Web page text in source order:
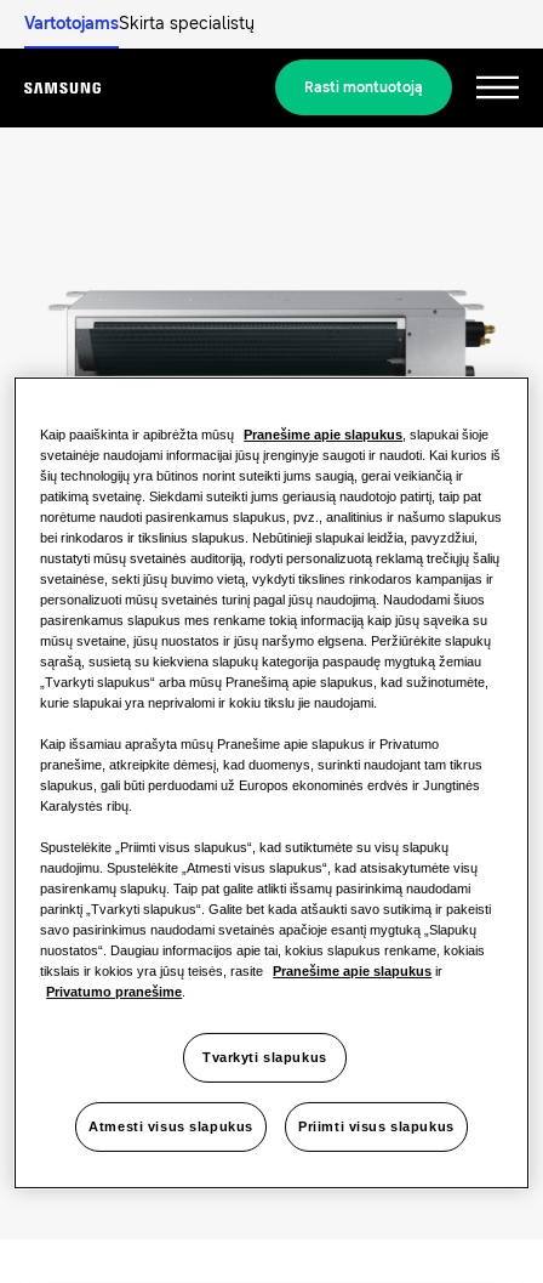
VartotojamsSkirta specialistų
Menu
Rasti montuotoją
SPRENDIMAI GYVENAMOSIOMS PATALPOMS
Kas yra šilumos siurblys ir kaip tai
veikia?
Šilumos siurblio privalumai
Kas yra oro kondicionierius ir kaip tai
veikia?
KOMERCINIAI SPRENDIMAI
Viešbučiai
Mažmeninė prekyba
Restoranas
Biuras
Tvarumas
„One Samsung“
Mūsų sprendimai
SPRENDIMAI JŪSŲ NAMAMS.
Oro kondicionavimo sprendimai
Šilumos siurblių sprendimai
SPRENDIMAI KOMERCINIAMS PASTATAMS
Oro kondicionavimo sprendimai
Valdikliai
Gaminiai
„Hero“ gaminiai
Apie „Samsung“
PAJĖGUMAS: 3.5KW ŠILDYMAS: VĖSINIMAS:
AC035BNLDKG/EU
Suderinamas su toliau nurodytais įrenginiais.
AC026RXADKG/EU,AC035RXADKG/EU,AC052RXADKG/EU,
AC071RXADKG/EU
Galimas pajėgumas
2.6KW 3.5KW 7.1KW
Galima galia
Rasti montuotoją
Kaip paaiškinta ir apibrėžta mūsų Pranešime apie slapukus , slapukai šioje
svetainėje naudojami informacijai jūsų įrenginyje saugoti ir naudoti. Kai kurios iš
šių technologijų yra būtinos norint suteikti jums saugią, gerai veikiančią ir
patikimą svetainę. Siekdami suteikti jums geriausią naudotojo patirtį, taip pat
norėtume naudoti pasirenkamus slapukus, pvz., analitinius ir našumo slapukus
bei rinkodaros ir tikslinius slapukus. Nebūtinieji slapukai leidžia, pavyzdžiui,
nustatyti mūsų svetainės auditoriją, rodyti personalizuotą reklamą trečiųjų šalių
svetainėse, sekti jūsų buvimo vietą, vykdyti tikslines rinkodaros kampanijas ir
personalizuoti mūsų svetainės turinį pagal jūsų naudojimą. Naudodami šiuos
pasirenkamus slapukus mes renkame tokią informaciją kaip jūsų sąveika su
mūsų svetaine, jūsų nuostatos ir jūsų naršymo elgsena. Peržiūrėkite slapukų
sąrašą, susietą su kiekviena slapukų kategorija paspaudę mygtuką žemiau
„Tvarkyti slapukus“ arba mūsų Pranešimą apie slapukus, kad sužinotumėte,
kurie slapukai yra neprivalomi ir kokiu tikslu jie naudojami.
Kaip išsamiau aprašyta mūsų Pranešime apie slapukus ir Privatumo
pranešime, atkreipkite dėmesį, kad duomenys, surinkti naudojant tam tikrus
slapukus, gali būti perduodami už Europos ekonominės erdvės ir Jungtinės
Karalystės ribų.
Spustelėkite „Priimti visus slapukus“, kad sutiktumėte su visų slapukų
naudojimu. Spustelėkite „Atmesti visus slapukus“, kad atsisakytumėte visų
pasirenkamų slapukų. Taip pat galite atlikti išsamų pasirinkimą naudodami
parinktį „Tvarkyti slapukus“. Galite bet kada atšaukti savo sutikimą ir pakeisti
savo pasirinkimus naudodami svetainės apačioje esantį mygtuką „Slapukų
nuostatos“. Daugiau informacijos apie tai, kokius slapukus renkame, kokiais
tikslais ir kokios yra jūsų teisės, rasite
Pranešime apie slapukus ir
Privatumo pranešime
Tvarkyti slapukus
Atmesti visus slapukus Priimti visus slapukus